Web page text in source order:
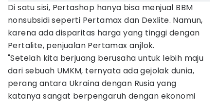
Di satu sisi, Pertashop hanya bisa menjual BBM
nonsubsidi seperti Pertamax dan Dexlite. Namun,
karena ada disparitas harga yang tinggi dengan
Pertalite, penjualan Pertamax anjlok.
"Setelah kita berjuang berusaha untuk lebih maju
dari sebuah UMKM, ternyata ada gejolak dunia,
perang antara Ukraina dengan Rusia yang
katanya sangat berpengaruh dengan ekonomi